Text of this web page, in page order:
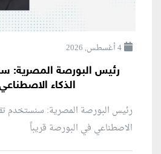
4 أغسطس, 2026
رئيس البورصة المصرية:
الذكاء
رئيس البورصة المصرية: سنستخدم
الاصطناعي في البورصة قريباً